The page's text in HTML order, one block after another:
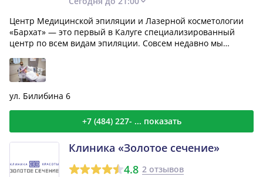
Центр Медицинской эпиляции и Лазерной косметологии
«Бархат» — это первый в Калуге специализированный
центр по всем видам эпиляции. Совсем недавно мы
ул. Билибина 6
+7 (484) 227- ... показать
Клиника «Золотое сечение»
4.8 2 отзывов